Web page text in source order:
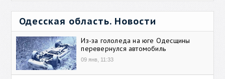
Одесская область. Новости
Из-за гололеда на юге Одесщины
перевернулся автомобиль
09 янв, 11:33